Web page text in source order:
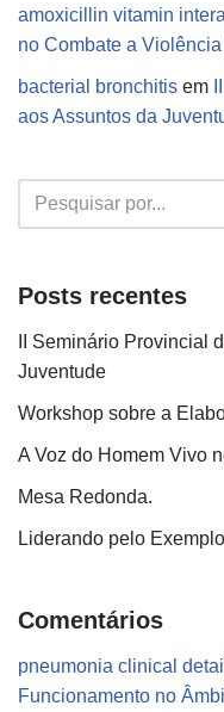
amoxicillin vitamin
no Combate a
bacterial bronchitis em
aos Assuntos da
Posts recentes
II Seminário Provincial
Juventude
Workshop sobre a
A Voz do Homem Vivo
Mesa Redonda.
Liderando pelo
Comentários
pneumonia clinical
Funcionamento no